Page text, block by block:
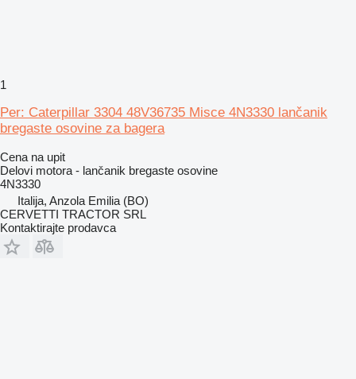
1
Per: Caterpillar 3304 48V36735 Misce 4N3330 lančanik
bregaste osovine za bagera
Cena na upit
Delovi motora - lančanik bregaste osovine
4N3330
Italija, Anzola Emilia (BO)
CERVETTI TRACTOR SRL
Kontaktirajte prodavca